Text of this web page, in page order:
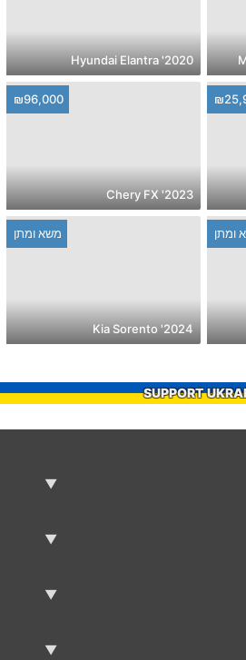
2020' Hyundai Elantra
₪96,000
2023' Chery FX
ומתן משא ומתן
2024' Kia Sorento
SUPPORT